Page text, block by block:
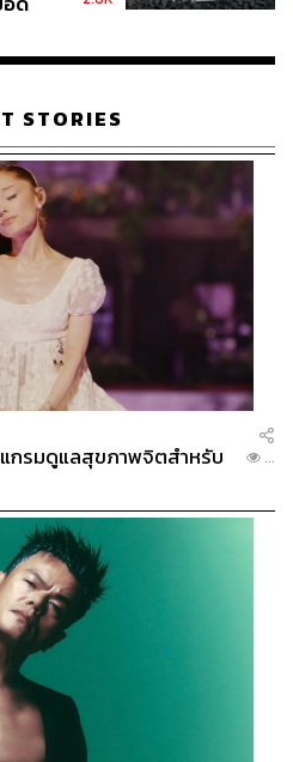
STORIES
กรมดูแลสุขภาพจิตสำหรับ
...